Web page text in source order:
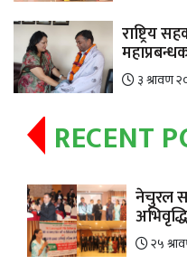
राष्ट्रिय
३ श्रावण
RECENT
नेचुरल
२५